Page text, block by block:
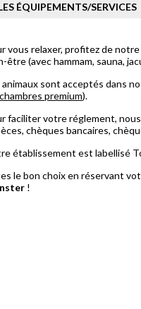
ÉQUIPEMENTS/SERVICES
vous relaxer, profitez de
être (avec hammam, sauna,
animaux sont acceptés dans
premium).
faciliter votre réglement,
chèques bancaires,
établissement est labellisé
le bon choix en réservant
!